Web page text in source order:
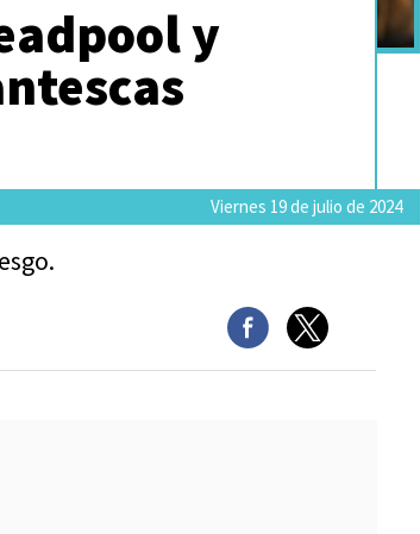
y
Viernes 19 de julio de 2024